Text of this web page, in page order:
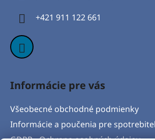
+421 911 122 661
Informácie pre vás
Všeobecné obchodné podmienky
Informácie a poučenia pre